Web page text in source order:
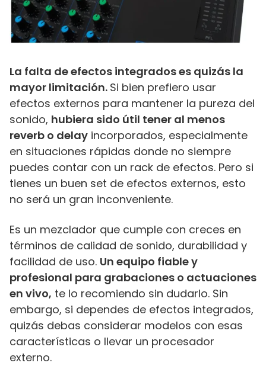
La falta de efectos integrados es quizás la
mayor limitación. Si bien prefiero usar
efectos externos para mantener la pureza del
sonido, hubiera sido útil tener al menos
reverb o delay incorporados, especialmente
en situaciones rápidas donde no siempre
puedes contar con un rack de efectos. Pero si
tienes un buen set de efectos externos, esto
no será un gran inconveniente.
Es un mezclador que cumple con creces en
términos de calidad de sonido, durabilidad y
facilidad de uso. Un equipo fiable y
profesional para grabaciones o actuaciones
en vivo, te lo recomiendo sin dudarlo. Sin
embargo, si dependes de efectos integrados,
quizás debas considerar modelos con esas
características o llevar un procesador
externo.